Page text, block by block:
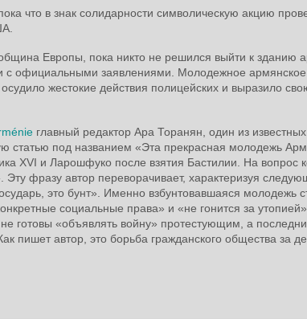
что в знак солидарности символическую акцию
Европы, пока никто не решился выйти к зданию
с официальными заявлениями. Молодежное
жестокие действия полицейских и выразило
главный редактор Ара Торанян, один из
статью под названием «Эта прекрасная молодежь
XVI и Ларошфуко после взятия Бастилии. На вопрос
Эту фразу автор переворачивает, характеризуя
это бунт». Именно взбунтовавшаяся молодежь
социальные права» и «не гонится за
готовы «объявлять войну» протестующим, а
пишет автор, это борьба гражданского общества за